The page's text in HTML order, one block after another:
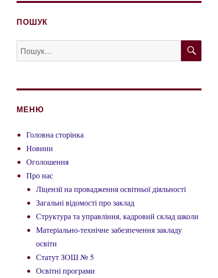
ПОШУК
Пошук
за
МЕНЮ
Головна сторінка
Новини
Оголошення
Про нас
Ліцензії на провадження освітньої діяльності
Загальні відомості про заклад
Структура та управління, кадровий склад школи
Матеріально-технічне забезпечення закладу
освіти
Статут ЗОШ № 5
Освітні програми